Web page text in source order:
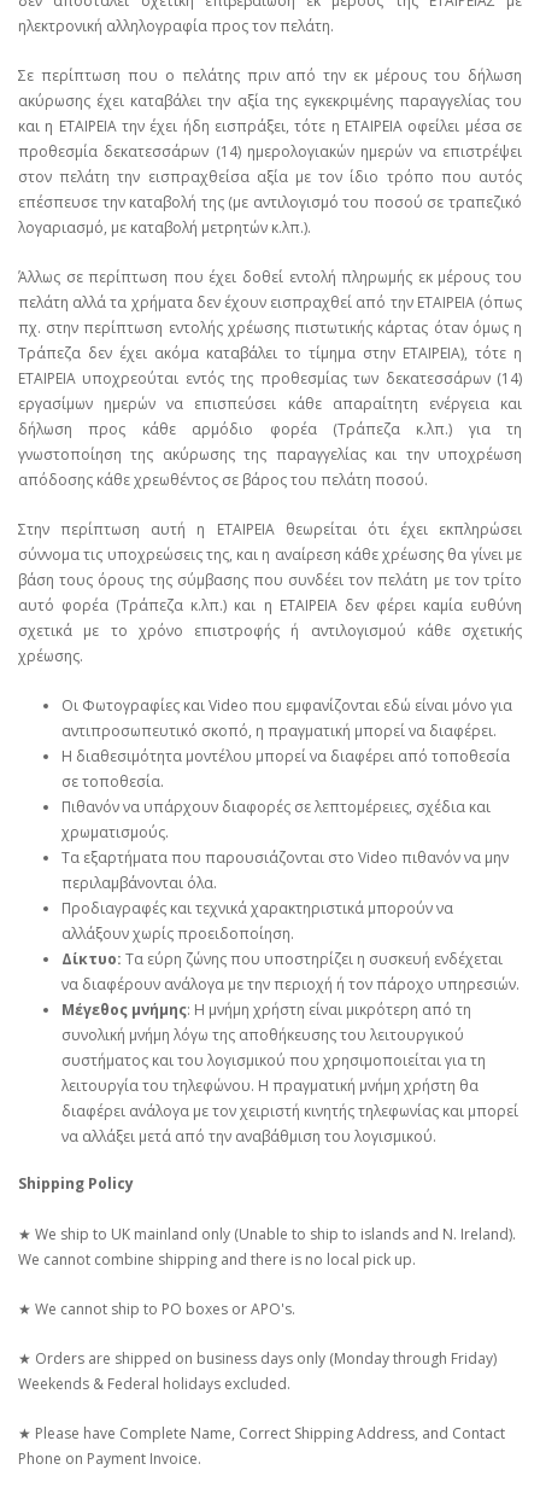
ηλεκτρονική αλληλογραφία προς τον πελάτη.
Σε περίπτωση που ο πελάτης πριν από την εκ μέρους του δήλωση
ακύρωσης έχει καταβάλει την αξία της εγκεκριμένης παραγγελίας του
και η ΕΤΑΙΡΕΙΑ την έχει ήδη εισπράξει, τότε η ΕΤΑΙΡΕΙΑ οφείλει μέσα σε
προθεσμία δεκατεσσάρων (14) ημερολογιακών ημερών να επιστρέψει
στον πελάτη την εισπραχθείσα αξία με τον ίδιο τρόπο που αυτός
επέσπευσε την καταβολή της (με αντιλογισμό του ποσού σε τραπεζικό
λογαριασμό, με καταβολή μετρητών κ.λπ.).
Άλλως σε περίπτωση που έχει δοθεί εντολή πληρωμής εκ μέρους του
πελάτη αλλά τα χρήματα δεν έχουν εισπραχθεί από την ΕΤΑΙΡΕΙΑ (όπως
πχ. στην περίπτωση εντολής χρέωσης πιστωτικής κάρτας όταν όμως η
Τράπεζα δεν έχει ακόμα καταβάλει το τίμημα στην ΕΤΑΙΡΕΙΑ), τότε η
ΕΤΑΙΡΕΙΑ υποχρεούται εντός της προθεσμίας των δεκατεσσάρων (14)
εργασίμων ημερών να επισπεύσει κάθε απαραίτητη ενέργεια και
δήλωση προς κάθε αρμόδιο φορέα (Τράπεζα κ.λπ.) για τη
γνωστοποίηση της ακύρωσης της παραγγελίας και την υποχρέωση
απόδοσης κάθε χρεωθέντος σε βάρος του πελάτη ποσού.
Στην περίπτωση αυτή η ΕΤΑΙΡΕΙΑ θεωρείται ότι έχει εκπληρώσει
σύννομα τις υποχρεώσεις της, και η αναίρεση κάθε χρέωσης θα γίνει με
βάση τους όρους της σύμβασης που συνδέει τον πελάτη με τον τρίτο
αυτό φορέα (Τράπεζα κ.λπ.) και η ΕΤΑΙΡΕΙΑ δεν φέρει καμία ευθύνη
σχετικά με το χρόνο επιστροφής ή αντιλογισμού κάθε σχετικής
χρέωσης.
Οι Φωτογραφίες και Video που εμφανίζονται εδώ είναι μόνο για
αντιπροσωπευτικό σκοπό, η πραγματική μπορεί να διαφέρει.
Η διαθεσιμότητα μοντέλου μπορεί να διαφέρει από τοποθεσία
σε τοποθεσία.
Πιθανόν να υπάρχουν διαφορές σε λεπτομέρειες, σχέδια και
χρωματισμούς.
Τα εξαρτήματα που παρουσιάζονται στο Video πιθανόν να μην
περιλαμβάνονται όλα.
Προδιαγραφές και τεχνικά χαρακτηριστικά μπορούν να
αλλάξουν χωρίς προειδοποίηση.
Δίκτυο: Τα εύρη ζώνης που υποστηρίζει η συσκευή ενδέχεται
να διαφέρουν ανάλογα με την περιοχή ή τον πάροχο υπηρεσιών.
Μέγεθος μνήμης: Η μνήμη χρήστη είναι μικρότερη από τη
συνολική μνήμη λόγω της αποθήκευσης του λειτουργικού
συστήματος και του λογισμικού που χρησιμοποιείται για τη
λειτουργία του τηλεφώνου. Η πραγματική μνήμη χρήστη θα
διαφέρει ανάλογα με τον χειριστή κινητής τηλεφωνίας και μπορεί
να αλλάξει μετά από την αναβάθμιση του λογισμικού.
Shipping Policy
★ We ship to UK mainland only (Unable to ship to islands and N. Ireland).
We cannot combine shipping and there is no local pick up.
★ We cannot ship to PO boxes or APO's.
★ Orders are shipped on business days only (Monday through Friday)
Weekends & Federal holidays excluded.
★ Please have Complete Name, Correct Shipping Address, and Contact
Phone on Payment Invoice.